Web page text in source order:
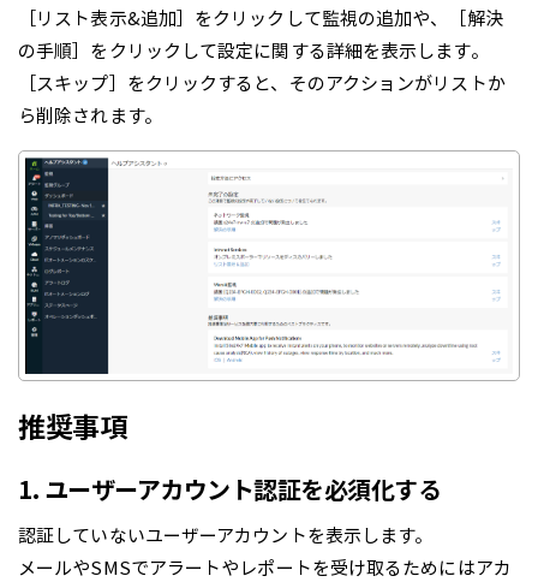
［リスト表示&追加］をクリックして監視の追加や、［解決
の手順］をクリックして設定に関する詳細を表示します。
［スキップ］をクリックすると、そのアクションがリストか
ら削除されます。
推奨事項
1. ユーザーアカウント認証を必須化する
認証していないユーザーアカウントを表示します。
メールやSMSでアラートやレポートを受け取るためにはアカ